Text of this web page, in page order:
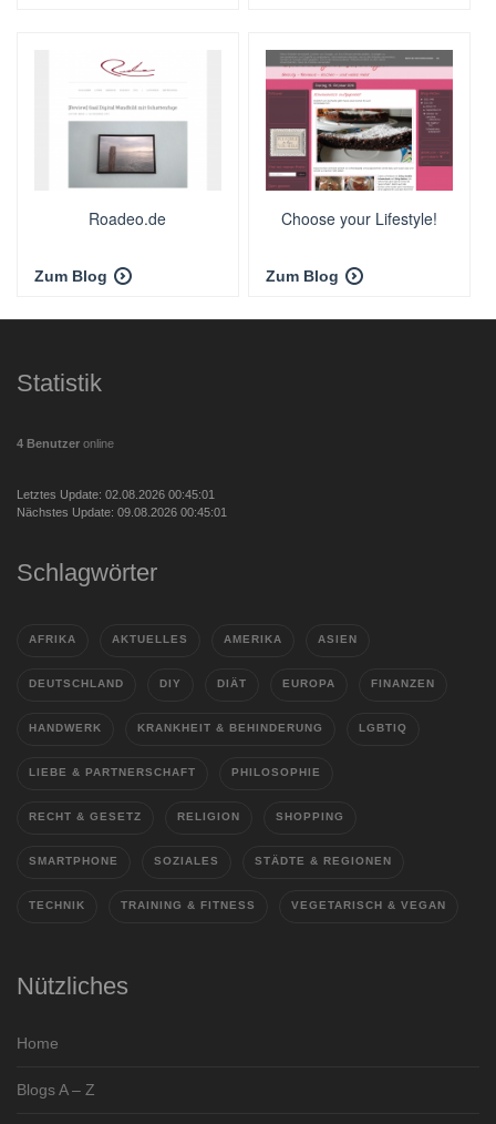
Roadeo.de
Zum Blog
Choose your Lifestyle!
Zum Blog
Statistik
4 Benutzer online
Letztes Update: 02.08.2026 00:45:01
Nächstes Update: 09.08.2026 00:45:01
Schlagwörter
AFRIKA AKTUELLES AMERIKA ASIEN
DEUTSCHLAND DIY DIÄT EUROPA FINANZEN
HANDWERK KRANKHEIT & BEHINDERUNG LGBTIQ
LIEBE & PARTNERSCHAFT PHILOSOPHIE
RECHT & GESETZ RELIGION SHOPPING
SMARTPHONE SOZIALES STÄDTE & REGIONEN
TECHNIK TRAINING & FITNESS VEGETARISCH & VEGAN
Nützliches
Home
Blogs A – Z